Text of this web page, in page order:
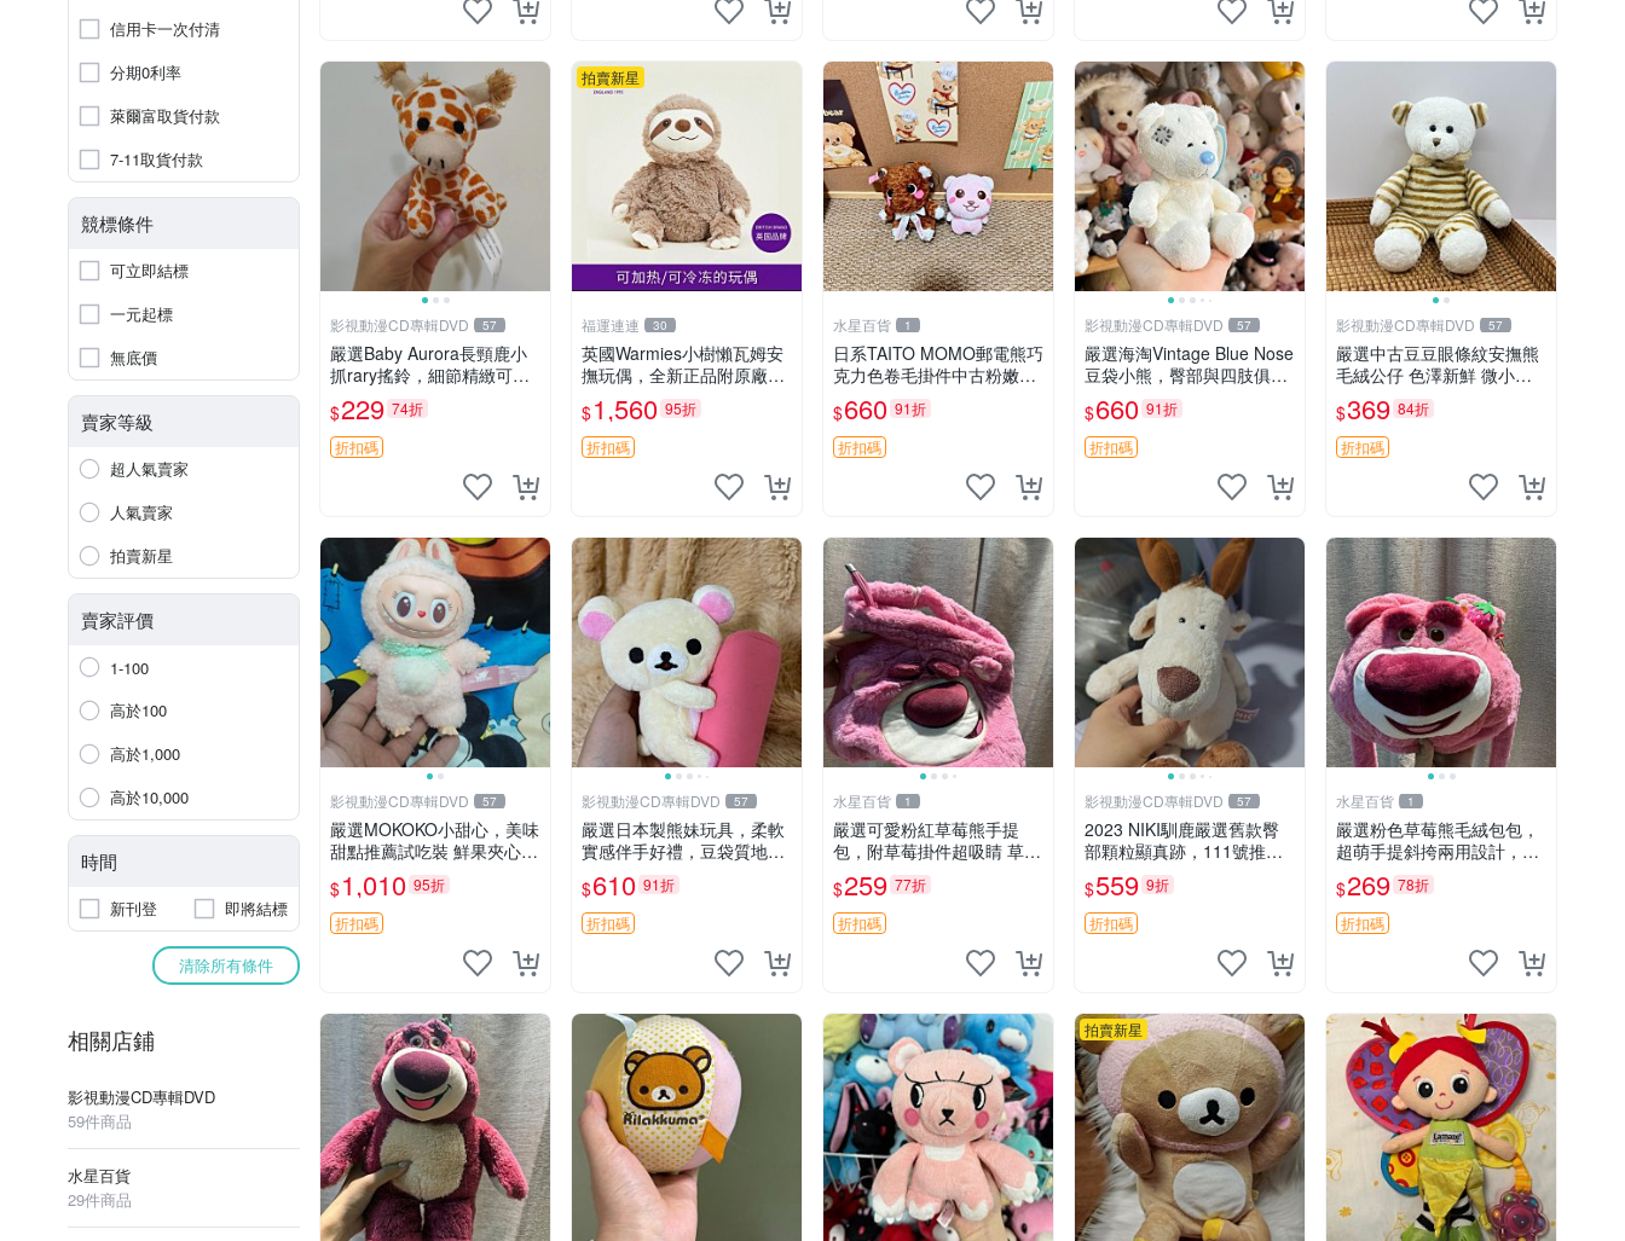
信用卡一次付清
分期0利率
萊爾富取貨付款
7-11取貨付款
競標條件
可立即結標
一元起標
無底價
賣家等級
超人氣賣家
人氣賣家
拍賣新星
賣家評價
1-100
高於100
高於1,000
高於10,000
時間
新刊登 即將結標
清除所有條件
相關店鋪
影視動漫CD專輯DVD
59件商品
水星百貨
29件商品
影視動漫CD專輯DVD 57
嚴選Baby Aurora長頸鹿小
抓rary搖鈴，細節精緻可聆
聽清脆鈴音 軟萌可愛 定制
紀念 金屬搖鈴 新手媽咪推
薦 長頸鹿 抓rary 搖鈴
$229 74折
折扣碼
拍賣新星
福運連連 30
英國Warmies小樹懶瓦姆安
撫玩偶，全新正品附原廠吊
牌與防塵袋，內藏薰衣草可
加熱，適合各個年齡層，冷
暖兩用享受抱抱樂趣，不容
錯過嚴選好物 溫暖 冷感
$1,560 95折
折扣碼
水星百貨 1
日系TAITO MOMO郵電熊巧
克力色卷毛掛件中古粉嫩玩
偶微瑕推薦 postpet momo
郵電熊 中古玩偶
$660 91折
折扣碼
影視動漫CD專輯DVD 57
嚴選海淘Vintage Blue Nose
豆袋小熊，臀部與四肢俱
全，坐高11公分，附原盒與
吊牌收藏。藍鼻子小熊，值
得擁有 玩具 憶熊
$660 91折
折扣碼
影視動漫CD專輯DVD 57
嚴選中古豆豆眼條紋安撫熊
毛絨公仔 色澤新鮮 微小瑕
疵可收藏 中古 安撫熊 條紋
公仔
$369 84折
折扣碼
影視動漫CD專輯DVD 57
嚴選MOKOKO小甜心，美味
甜點推薦試吃裝 鮮果夾心糖
果，甜蜜滋味享不停 薄荷草
莓 奶油心 60粒 mini小甜心
糖果，水果味夾心零食裝 心
形糖果 60
$1,010 95折
折扣碼
影視動漫CD專輯DVD 57
嚴選日本製熊妹玩具，柔軟
實感伴手好禮，豆袋質地手
感佳，抱枕小熊 recom 推薦
白色豆袋 玩具
$610 91折
折扣碼
水星百貨 1
嚴選可愛粉紅草莓熊手提
包，附草莓掛件超吸睛 草莓
熊手提包 草莓掛件 可愛port
unese
$259 77折
折扣碼
影視動漫CD專輯DVD 57
2023 NIKI馴鹿嚴選舊款臀
部顆粒顯真跡，111號推薦
珍藏品 馴鹿 舊款 尾巴顆粒
$559 9折
折扣碼
水星百貨 1
嚴選粉色草莓熊毛絨包包，
超萌手提斜挎兩用設計，成
色上佳容量大 粉紅草莓 毛
絨包 超大容量
$269 78折
折扣碼
拍賣新星